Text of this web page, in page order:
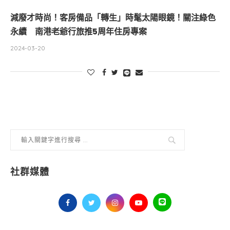
減廢才時尚！客房備品「轉生」時髦太陽眼鏡！關注綠色
永續 南港老爺行旅推5周年住房專案
2024-03-20
社群媒體